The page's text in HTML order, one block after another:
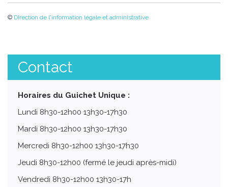
© Direction de l'information légale et administrative
Contact
Horaires du Guichet Unique :
Lundi 8h30-12h00 13h30-17h30
Mardi 8h30-12h00 13h30-17h30
Mercredi 8h30-12h00 13h30-17h30
Jeudi 8h30-12h00 (fermé le jeudi après-midi)
Vendredi 8h30-12h00 13h30-17h